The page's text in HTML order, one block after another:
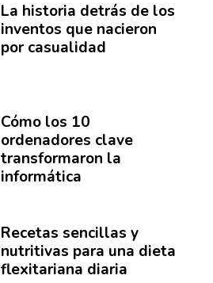
La historia detrás de los
inventos que nacieron
por casualidad
Cómo los 10
ordenadores clave
transformaron la
informática
Recetas sencillas y
nutritivas para una dieta
flexitariana diaria